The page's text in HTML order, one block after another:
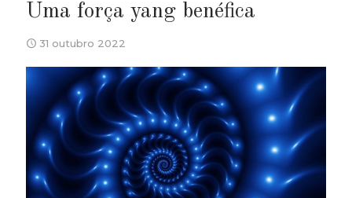
Uma força yang benéfica
31 outubro 2022